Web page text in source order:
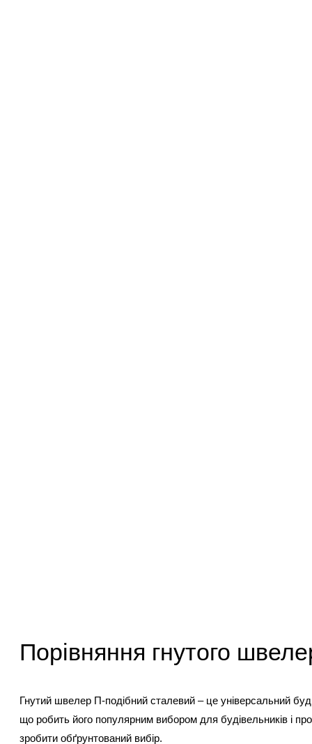
Порівняння гнутого
Гнутий швелер П-подібний сталевий – це універсальний
що робить його популярним вибором для будівельників і
зробити обґрунтований вибір.